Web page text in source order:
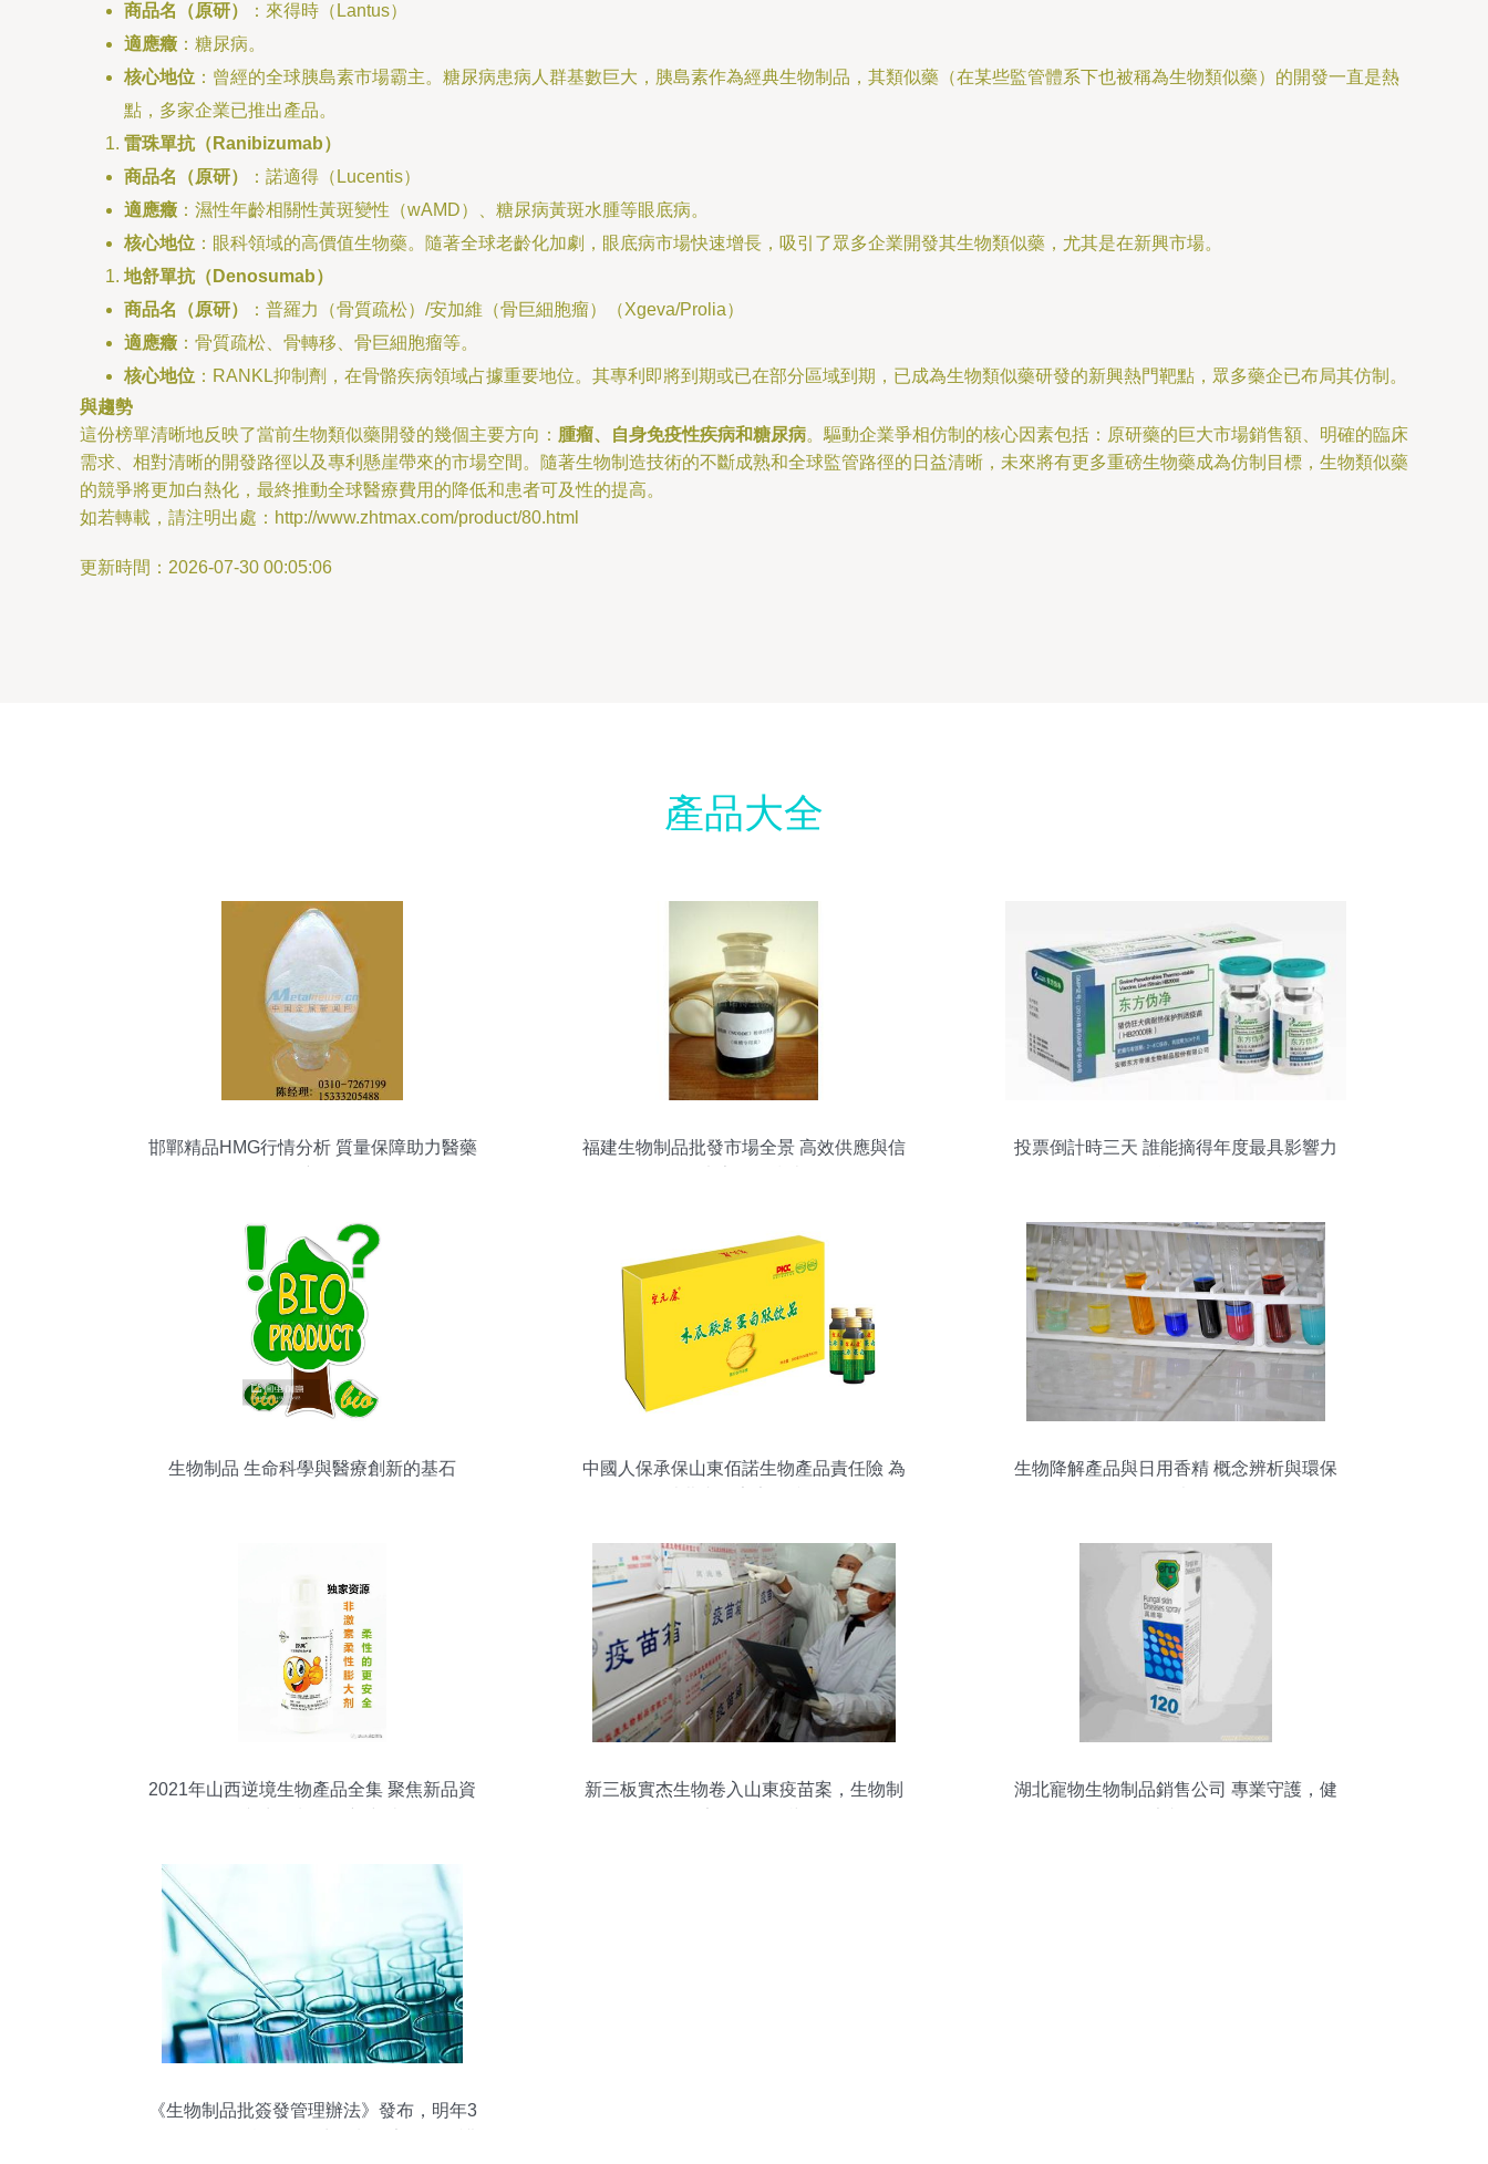
商品名（原研）
：來得時（Lantus）
適應癥 ：糖尿病。
核心地位 ：曾經的全球胰島素市場霸主。糖尿病患病人群基數巨大，胰島素作為經典生物制品，其類似藥（在某些監管體系下也被稱為生物類似藥）的開發一直是熱
點，多家企業已推出產品。
雷珠單抗（Ranibizumab）
商品名（原研）
：諾適得（Lucentis）
適應癥 ：濕性年齡相關性黃斑變性（wAMD）、糖尿病黃斑水腫等眼底病。
核心地位 ：眼科領域的高價值生物藥。隨著全球老齡化加劇，眼底病市場快速增長，吸引了眾多企業開發其生物類似藥，尤其是在新興市場。
地舒單抗（Denosumab）
商品名（原研）
：普羅力（骨質疏松）/安加維（骨巨細胞瘤）（Xgeva/Prolia）
適應癥 ：骨質疏松、骨轉移、骨巨細胞瘤等。
核心地位 ：RANKL抑制劑，在骨骼疾病領域占據重要地位。其專利即將到期或已在部分區域到期，已成為生物類似藥研發的新興熱門靶點，眾多藥企已布局其仿制。
與趨勢
這份榜單清晰地反映了當前生物類似藥開發的幾個主要方向： 腫瘤、自身免疫性疾病和糖尿病。驅動企業爭相仿制的核心因素包括：原研藥的巨大市場銷售額、明確的臨床
需求、相對清晰的開發路徑以及專利懸崖帶來的市場空間。隨著生物制造技術的不斷成熟和全球監管路徑的日益清晰，未來將有更多重磅生物藥成為仿制目標，生物類似藥
的競爭將更加白熱化，最終推動全球醫療費用的降低和患者可及性的提高。
如若轉載，請注明出處：http://www.zhtmax.com/product/80.html
更新時間：2026-07-30 00:05:06
產品大全
邯鄲精品HMG行情分析 質量保障助力醫藥
福建生物制品批發市場全景 高效供應與信
投票倒計時三天 誰能摘得年度最具影響力
生物制品 生命科學與醫療創新的基石
中國人保承保山東佰諾生物產品責任險 為
生物降解產品與日用香精 概念辨析與環保
2021年山西逆境生物產品全集 聚焦新品資
新三板實杰生物卷入山東疫苗案，生物制
湖北寵物生物制品銷售公司 專業守護，健
《生物制品批簽發管理辦法》發布，明年3